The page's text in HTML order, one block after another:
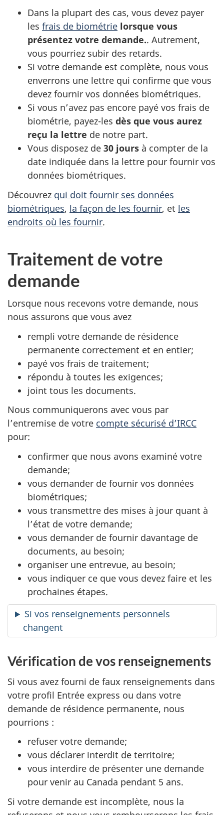
Dans la plupart des cas, vous devez payer
les frais de biométrie lorsque vous
présentez votre demande.. Autrement,
vous pourriez subir des retards.
Si votre demande est complète, nous vous
enverrons une lettre qui confirme que vous
devez fournir vos données biométriques.
Si vous n’avez pas encore payé vos frais de
biométrie, payez-les dès que vous aurez
reçu la lettre de notre part.
Vous disposez de 30 jours à compter de la
date indiquée dans la lettre pour fournir vos
données biométriques.
Découvrez qui doit fournir ses données
biométriques, la façon de les fournir, et les
endroits où les fournir.
Traitement de votre
demande
Lorsque nous recevons votre demande, nous
nous assurons que vous avez
rempli votre demande de résidence
permanente correctement et en entier;
payé vos frais de traitement;
répondu à toutes les exigences;
joint tous les documents.
Nous communiquerons avec vous par
l’entremise de votre compte sécurisé d’IRCC
pour:
confirmer que nous avons examiné votre
demande;
vous demander de fournir vos données
biométriques;
vous transmettre des mises à jour quant à
l’état de votre demande;
vous demander de fournir davantage de
documents, au besoin;
organiser une entrevue, au besoin;
vous indiquer ce que vous devez faire et les
prochaines étapes.
Si vos renseignements personnels
changent
Vérification de vos renseignements
Si vous avez fourni de faux renseignements dans
votre profil Entrée express ou dans votre
demande de résidence permanente, nous
pourrions :
refuser votre demande;
vous déclarer interdit de territoire;
vous interdire de présenter une demande
pour venir au Canada pendant 5 ans.
Si votre demande est incomplète, nous la